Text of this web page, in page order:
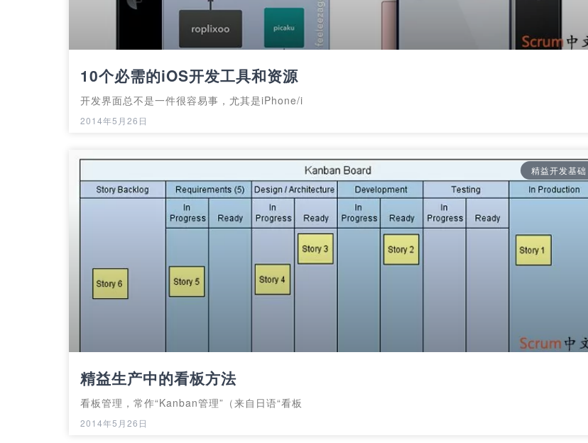
10个必需的iOS开发工具和资源
开发界面总不是一件很容易事，尤其是iPhone/i
2014年5月26日
精益开发基础
精益生产中的看板方法
看板管理，常作“Kanban管理”（来自日语“看板
2014年5月26日